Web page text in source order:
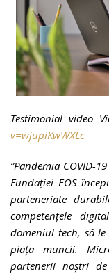
Testimonial video
v=wjupiKwWXLc
”Pandemia COVID-
Fundației EOS
parteneriate
competențele
domeniul tech, să
piața muncii.
partenerii noștri